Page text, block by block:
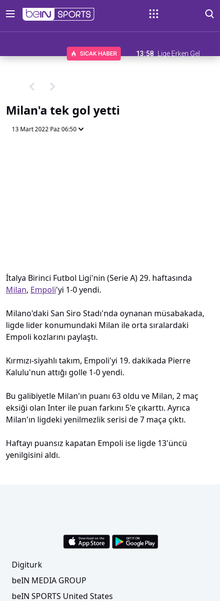
13:58
Lige Erken Gel
Milan'a tek gol yetti
13 Mart 2022 Paz 06:50
İtalya Birinci Futbol Ligi'nin (Serie A) 29. haftasında
Milan, Empoli'yi 1-0 yendi.
Milano'daki San Siro Stadı'nda oynanan müsabakada,
ligde lider konumundaki Milan ile orta sıralardaki
Empoli kozlarını paylaştı.
Kırmızı-siyahlı takım, Empoli'yi 19. dakikada Pierre
Kalulu'nun attığı golle 1-0 yendi.
Bu galibiyetle Milan'ın puanı 63 oldu ve Milan, 2 maç
eksiği olan Inter ile puan farkını 5'e çıkarttı. Ayrıca
Milan'ın ligdeki yenilmezlik serisi de 7 maça çıktı.
Haftayı puansız kapatan Empoli ise ligde 13'üncü
yenilgisini aldı.
Digiturk
beIN MEDIA GROUP
beIN SPORTS United States